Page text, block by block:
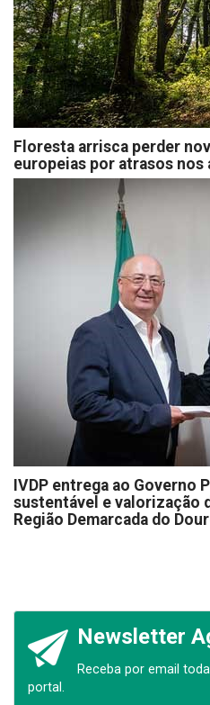
Floresta arrisca perder
europeias por atrasos nos
IVDP entrega ao Governo
sustentável e valorização
Região Demarcada do
Newsletter
Receba por email
portal.